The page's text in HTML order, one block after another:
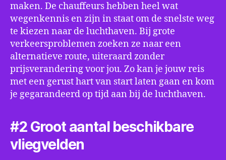
maken. De chauffeurs hebben heel wat
wegenkennis en zijn in staat om de snelste weg
te kiezen naar de luchthaven. Bij grote
verkeersproblemen zoeken ze naar een
alternatieve route, uiteraard zonder
prijsverandering voor jou. Zo kan je jouw reis
met een gerust hart van start laten gaan en kom
je gegarandeerd op tijd aan bij de luchthaven.
#2 Groot aantal beschikbare
vliegvelden